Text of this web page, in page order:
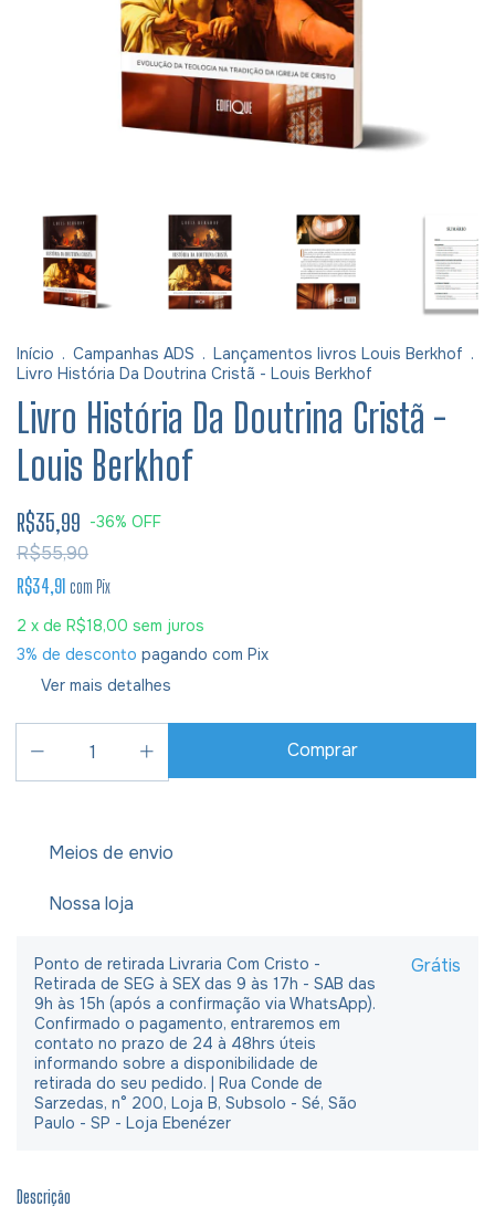
Início . Campanhas ADS . Lançamentos livros Louis Berkhof .
Livro História Da Doutrina Cristã - Louis Berkhof
Livro História Da Doutrina Cristã -
Louis Berkhof
R$35,99 -36% OFF
R$55,90
R$34,91 com Pix
2 x de R$18,00 sem juros
3% de desconto pagando com Pix
Ver mais detalhes
Meios de envio
Nossa loja
Ponto de retirada Livraria Com Cristo -
Retirada de SEG à SEX das 9 às 17h - SAB das
9h às 15h (após a confirmação via WhatsApp).
Confirmado o pagamento, entraremos em
contato no prazo de 24 à 48hrs úteis
informando sobre a disponibilidade de
retirada do seu pedido. | Rua Conde de
Sarzedas, n° 200, Loja B, Subsolo - Sé, São
Paulo - SP - Loja Ebenézer
Grátis
Descrição